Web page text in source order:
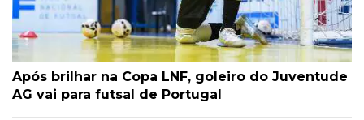
Após brilhar na Copa LNF, goleiro do Juventude
AG vai para futsal de Portugal